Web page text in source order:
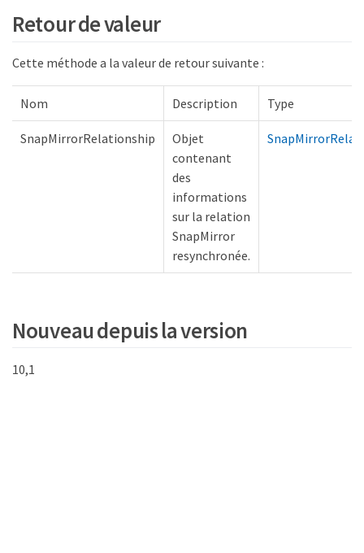
Retour de valeur
Cette méthode a la valeur de retour suivante :
Nom Description Type
SnapMirrorRelationship
Objet
contenant
des
informations
sur la relation
SnapMirror
resynchronée.
Nouveau depuis la version
10,1